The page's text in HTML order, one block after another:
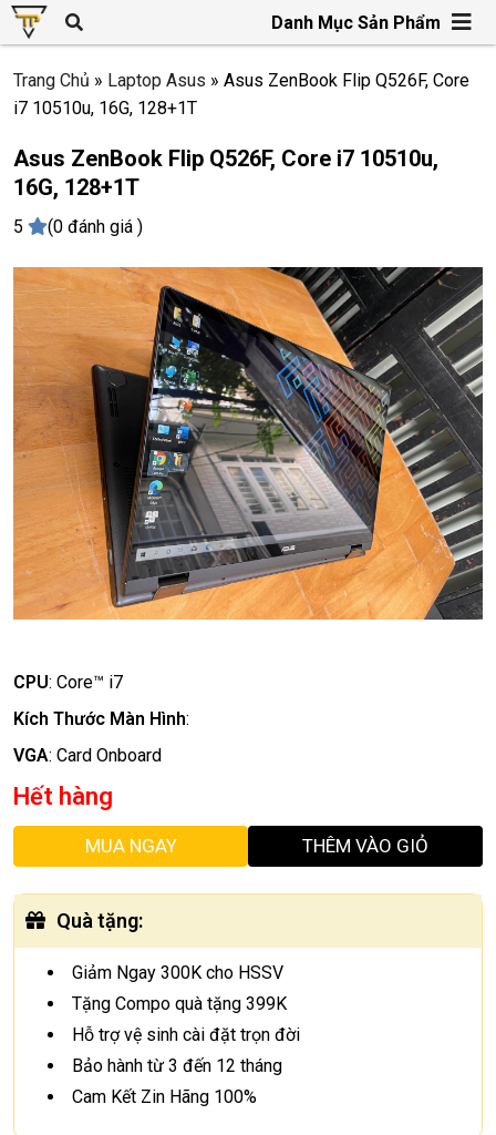
Danh Mục Sản Phẩm
Trang Chủ » Laptop Asus » Asus ZenBook Flip Q526F, Core
i7 10510u, 16G, 128+1T
Asus ZenBook Flip Q526F, Core i7 10510u,
16G, 128+1T
5 (0 đánh giá )
CPU: Core™ i7
Kích Thước Màn Hình:
VGA: Card Onboard
Hết hàng
MUA NGAY THÊM VÀO GIỎ
Quà tặng:
Giảm Ngay 300K cho HSSV
Tặng Compo quà tặng 399K
Hỗ trợ vệ sinh cài đặt trọn đời
Bảo hành từ 3 đến 12 tháng
Cam Kết Zin Hãng 100%